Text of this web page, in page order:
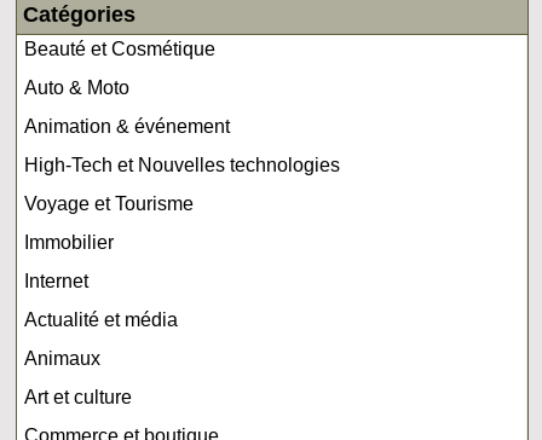
Catégories
Beauté et Cosmétique
Auto & Moto
Animation & événement
High-Tech et Nouvelles technologies
Voyage et Tourisme
Immobilier
Internet
Actualité et média
Animaux
Art et culture
Commerce et boutique